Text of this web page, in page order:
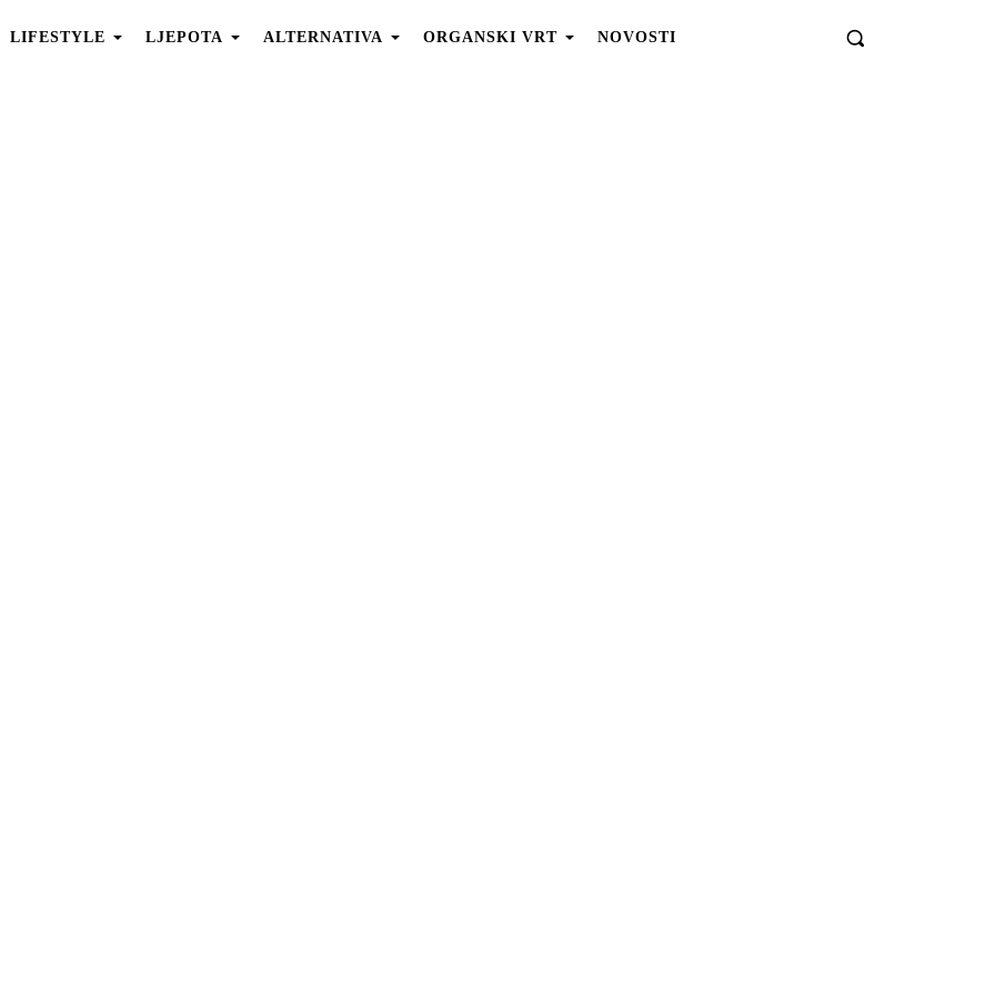
LIFESTYLE LJEPOTA ALTERNATIVA ORGANSKI VRT NOVOSTI